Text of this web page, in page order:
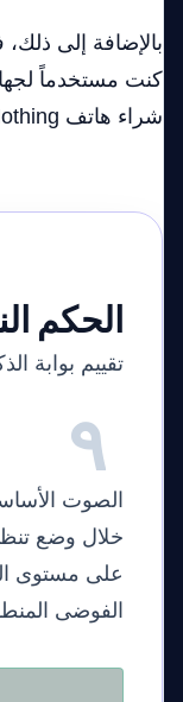
شراء هاتف Nothing لاستخدامها.
الحكم
تقييم بوابة
٩
خلال وضع
على مستوى
الفوضى